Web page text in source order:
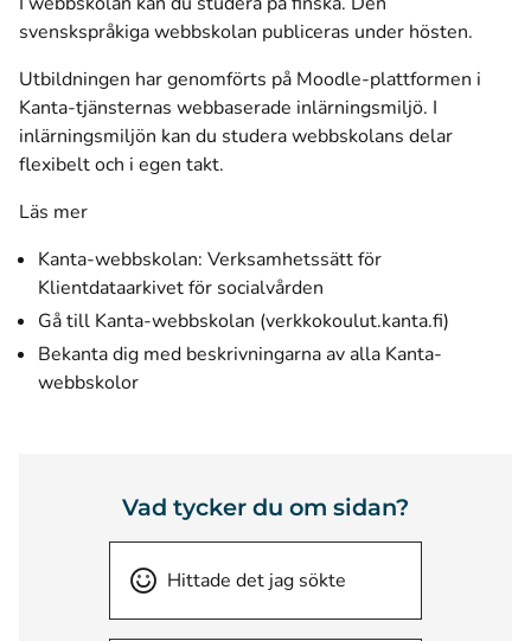
svenskspråkiga webbskolan publiceras under hösten.
Utbildningen har genomförts på Moodle-plattformen i
Kanta-tjänsternas webbaserade inlärningsmiljö. I
inlärningsmiljön kan du studera webbskolans delar
flexibelt och i egen takt.
Läs mer
Kanta-webbskolan: Verksamhetssätt för
Klientdataarkivet för socialvården
Gå till Kanta-webbskolan (verkkokoulut.kanta.fi)
Bekanta dig med beskrivningarna av alla Kanta-
webbskolor
Vad tycker du om sidan?
Hittade det jag sökte